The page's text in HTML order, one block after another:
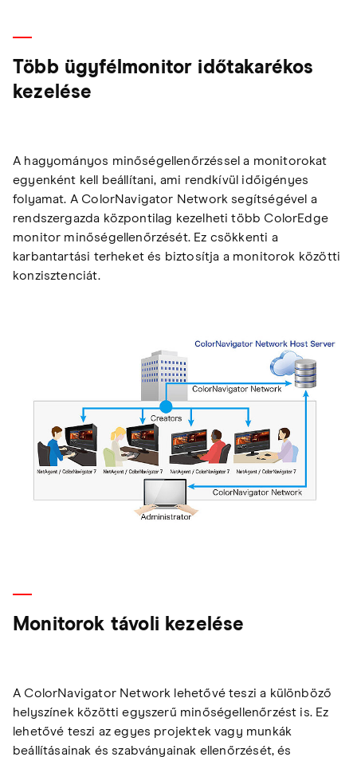
Több ügyfélmonitor időtakarékos
kezelése
A hagyományos minőségellenőrzéssel a monitorokat
egyenként kell beállítani, ami rendkívül időigényes
folyamat. A ColorNavigator Network segítségével a
rendszergazda központilag kezelheti több ColorEdge
monitor minőségellenőrzését. Ez csökkenti a
karbantartási terheket és biztosítja a monitorok közötti
konzisztenciát.
Monitorok távoli kezelése
A ColorNavigator Network lehetővé teszi a különböző
helyszínek közötti egyszerű minőségellenőrzést is. Ez
lehetővé teszi az egyes projektek vagy munkák
beállításainak és szabványainak ellenőrzését, és